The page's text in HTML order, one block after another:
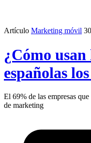
Artículo Marketing móvil
¿Cómo usan
españolas
El 69% de las empresas
de marketing